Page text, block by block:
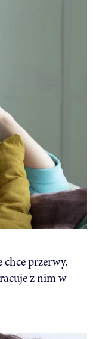
chce przerwy.
z nim w